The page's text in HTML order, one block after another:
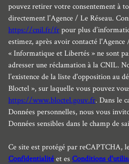
pouvez retirer votre consentement à
directement l’Agence / Le Réseau.
https://cnil.fr/frpour plus
estimez, après avoir contacté
« Informatique et Libertés » ne sont
adresser une réclamation à la CNIL.
l’existence de la liste d'opposition au
Bloctel », sur laquelle vous pouvez
https://www.bloctel.gouv.fr. Dans le
Données personnelles, nous vous
Données sensibles dans le champ de
Ce site est protégé par reCAPTCHA,
Confidentialitéet es Conditions